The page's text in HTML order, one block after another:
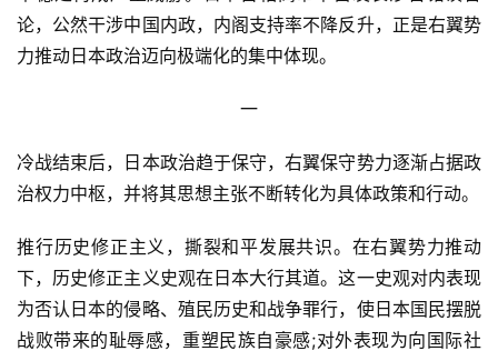
论，公然干涉中国内政，内阁支持率不降反升，正是右翼势
力推动日本政治迈向极端化的集中体现。
一
冷战结束后，日本政治趋于保守，右翼保守势力逐渐占据政
治权力中枢，并将其思想主张不断转化为具体政策和行动。
推行历史修正主义，撕裂和平发展共识。在右翼势力推动
下，历史修正主义史观在日本大行其道。这一史观对内表现
为否认日本的侵略、殖民历史和战争罪行，使日本国民摆脱
战败带来的耻辱感，重塑民族自豪感;对外表现为向国际社